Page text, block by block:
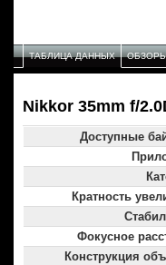
ТАБЛИЦА ДАННЫХ
Nikkor 35mm f/
Доступные
Кратность
Фокусное
Конструкция